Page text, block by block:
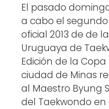
El pasado
a cabo el
oficial 2013 de de
Uruguaya de
Edición de la
ciudad de Minas
al Maestro Byung
del Taekwondo en